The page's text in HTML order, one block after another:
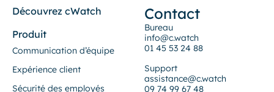
Découvrez cWatch
Produit
Communication d’équipe
Expérience client
Sécurité des employés
Contact
Bureau
info@c.watch
01 45 53 24 88
Support
assistance@c.watch
09 74 99 67 48